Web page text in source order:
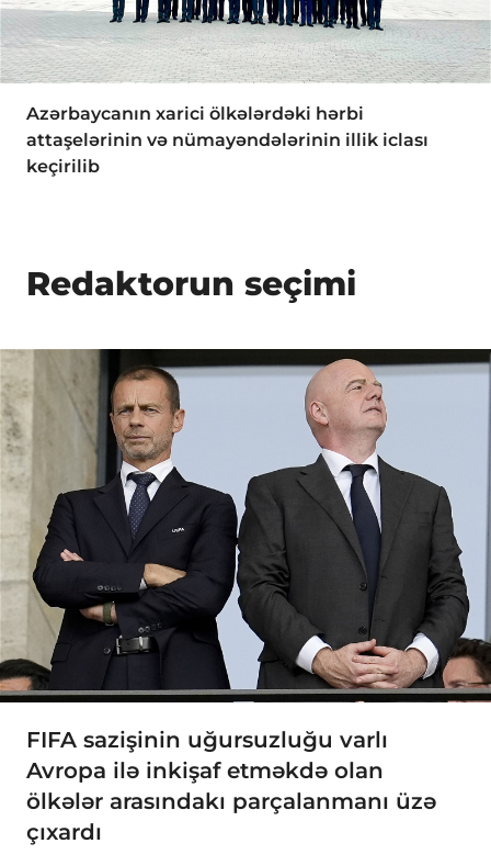
Azərbaycanın xarici ölkələrdəki hərbi
attaşelərinin və nümayəndələrinin illik iclası
keçirilib
Redaktorun seçimi
FIFA sazişinin uğursuzluğu varlı
Avropa ilə inkişaf etməkdə olan
ölkələr arasındakı parçalanmanı üzə
çıxardı